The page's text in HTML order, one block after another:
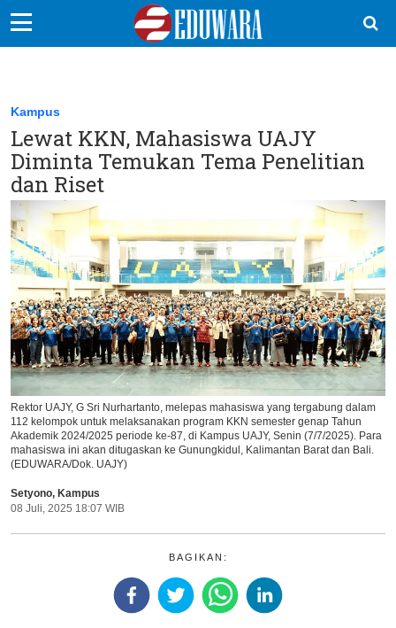
Sekolah Kita
Vokasi
Kampus
Idea
Sains
EduDana
Ikuti Kami di:
Kampus
Lewat KKN, Mahasiswa UAJY
Diminta Temukan Tema Penelitian
dan Riset
Rektor UAJY, G Sri Nurhartanto, melepas mahasiswa yang tergabung dalam
112 kelompok untuk melaksanakan program KKN semester genap Tahun
Akademik 2024/2025 periode ke-87, di Kampus UAJY, Senin (7/7/2025). Para
mahasiswa ini akan ditugaskan ke Gunungkidul, Kalimantan Barat dan Bali.
(EDUWARA/Dok. UAJY)
Setyono, Kampus
08 Juli, 2025 18:07 WIB
BAGIKAN: